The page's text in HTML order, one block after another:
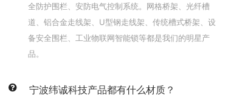
全防护围栏、安防电气控制系统。网格桥架、光纤槽
道、铝合金走线架、U型钢走线架、传统槽式桥架、设
备安全围栏、工业物联网智能锁等都是我们的明星产
品。
宁波纬诚科技产品都有什么材质？